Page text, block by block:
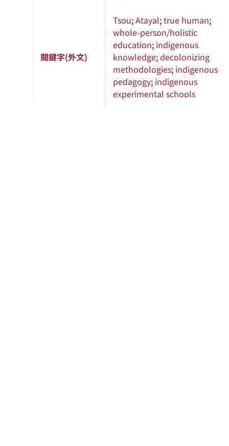
關鍵字(外文)
Tsou;Atayal;true human;
whole-person/holistic
education; indigenous
knowledge;decolonizing
methodologies; indigenous
pedagogy; indigenous
experimental schools